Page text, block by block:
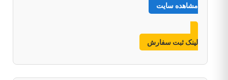
مشاهده سایت
لینک ثبت سفارش